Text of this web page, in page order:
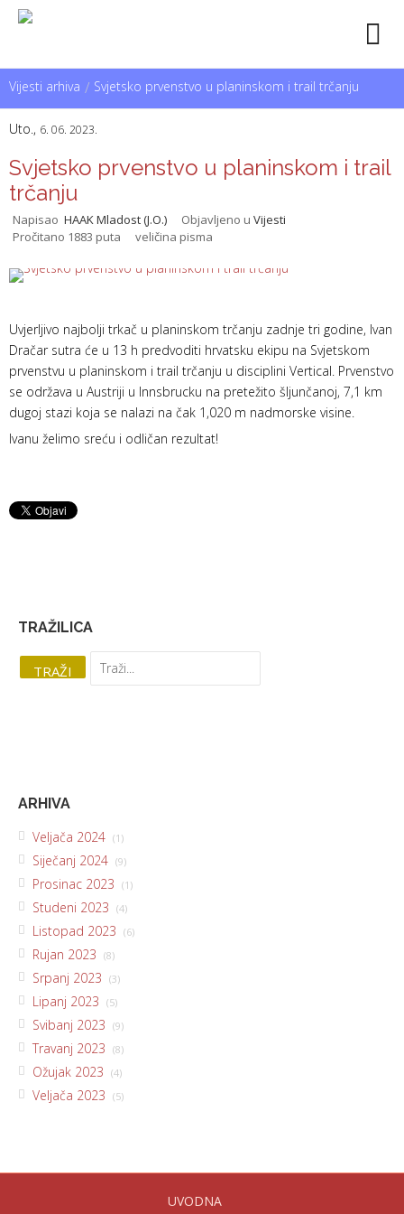
Vijesti arhiva / Svjetsko prvenstvo u planinskom i trail trčanju
Uto., 6. 06. 2023.
Svjetsko prvenstvo u planinskom i trail
trčanju
Napisao HAAK Mladost (J.O.) Objavljeno u Vijesti
Pročitano 1883 puta
veličina pisma
Uvjerljivo najbolji trkač u planinskom trčanju zadnje tri godine, Ivan
Dračar sutra će u 13 h predvoditi hrvatsku ekipu na Svjetskom
prvenstvu u planinskom i trail trčanju u disciplini Vertical. Prvenstvo
se održava u Austriji u Innsbrucku na pretežito šljunčanoj, 7,1 km
dugoj stazi koja se nalazi na čak 1,020 m nadmorske visine.
Ivanu želimo sreću i odličan rezultat!
TRAŽILICA
ARHIVA
Veljača 2024 (1)
Siječanj 2024 (9)
Prosinac 2023 (1)
Studeni 2023 (4)
Listopad 2023 (6)
Rujan 2023 (8)
Srpanj 2023 (3)
Lipanj 2023 (5)
Svibanj 2023 (9)
Travanj 2023 (8)
Ožujak 2023 (4)
Veljača 2023 (5)
UVODNA